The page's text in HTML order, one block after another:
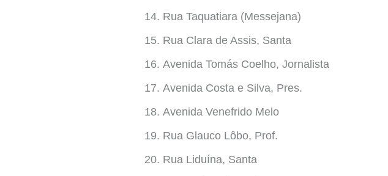
Rua Taquatiara (Messejana)
Rua Clara de Assis, Santa
Avenida Tomás Coelho, Jornalista
Avenida Costa e Silva, Pres.
Avenida Venefrido Melo
Rua Glauco Lôbo, Prof.
Rua Liduína, Santa